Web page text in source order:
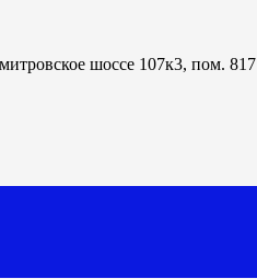
шоссе 107к3, пом. 817